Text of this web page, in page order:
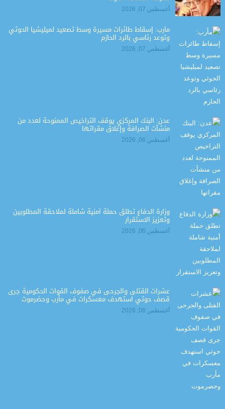
أغسطس 07, 2026
مأرب: إسقاط طائرات مسيرة وسط تصعيد لميليشيا الحوثي
وتوعد رئاسي بالرد الحازم
أغسطس 07, 2026
عدن: البنك المركزي يوقف التراخيص الممنوحة لعدد من
منشآت الصرافة وإغلاق مقراتها
أغسطس 06, 2026
وزارة الدفاع تطلق حملة أمنية شاملة لملاحقة المطلوبين
وتعزيز الاستقرار
أغسطس 06, 2026
عشرات القتلى والجرحى في صفوف القوات الحكومية جرى
قصف حوثي استهدف معسكرات في مأرب وحضرموت
أغسطس 06, 2026